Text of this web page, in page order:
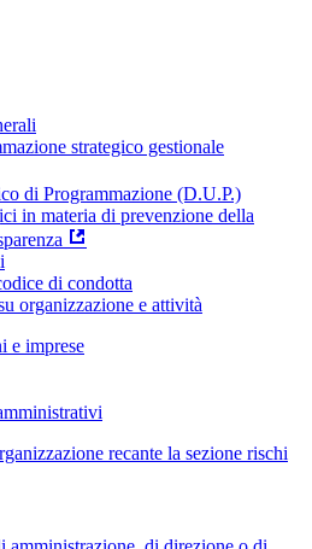
strategico gestionale
di Programmazione (D.U.P.)
in materia di prevenzione della
di condotta
organizzazione e attività
e imprese
recante la sezione rischi